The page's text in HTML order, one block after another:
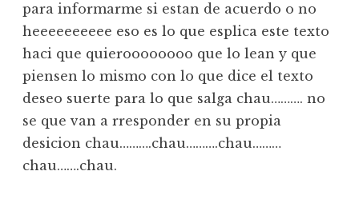
para informarme si estan de acuerdo o no
heeeeeeeeee eso es lo que esplica este texto
haci que quieroooooooo que lo lean y que
piensen lo mismo con lo que dice el texto
deseo suerte para lo que salga chau………. no
se que van a rresponder en su propia
desicion chau……….chau……….chau………
chau…….chau.